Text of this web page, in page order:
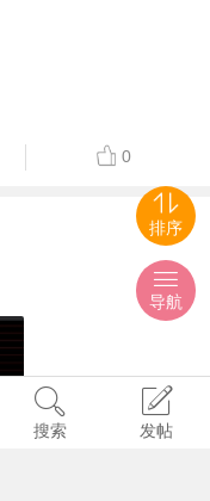
0
搜索 发帖
排序
导航